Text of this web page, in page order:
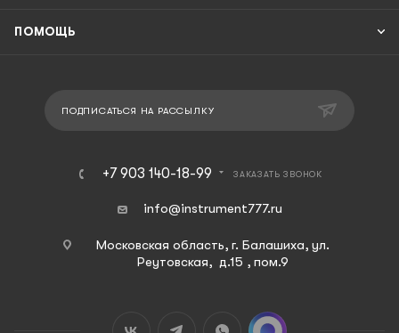
ПОМОЩЬ
ПОДПИСАТЬСЯ НА РАССЫЛКУ
+7 903 140-18-99 ЗАКАЗАТЬ ЗВОНОК
info@instrument777.ru
Московская область, г. Балашиха, ул.
Реутовская, д.15 , пом.9